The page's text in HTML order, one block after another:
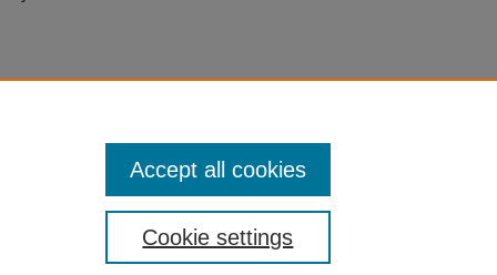
Cookie settings
Accept all cookies